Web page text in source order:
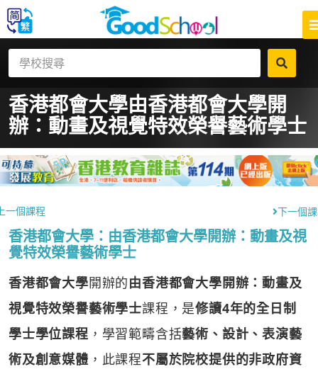
香港都會大學由香港都會大學開
辦：動畫及視覺特效榮譽藝術學士
一個課程 下一個
香港都會大學：由香港都會大學開辦：動畫及視
覺特效榮譽藝術學士
香港都會大學開辦的由香港都會大學開辦：動畫及
視覺特效榮譽藝術學士課程，是修讀4年的全日制
學士學位課程 ，學習範疇含括藝術、設計、表演藝
術及創意媒體 ，此課程不屬於院校提供的非政府資